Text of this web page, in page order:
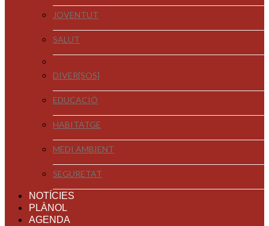
JOVENTUT
SALUT
DIVER[SOS]
EDUCACIÓ
HABITATGE
MEDI AMBIENT
SEGURETAT
NOTÍCIES
PLÀNOL
AGENDA